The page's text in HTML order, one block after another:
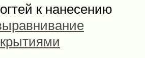
к нанесению